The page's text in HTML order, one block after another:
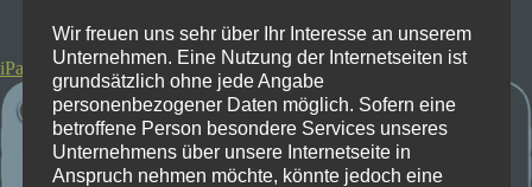
iPad Air 5 kaufen statt 4
Wir freuen uns sehr über Ihr Interesse an unserem
Unternehmen. Eine Nutzung der Internetseiten ist
grundsätzlich ohne jede Angabe
personenbezogener Daten möglich. Sofern eine
betroffene Person besondere Services unseres
Unternehmens über unsere Internetseite in
Anspruch nehmen möchte, könnte jedoch eine